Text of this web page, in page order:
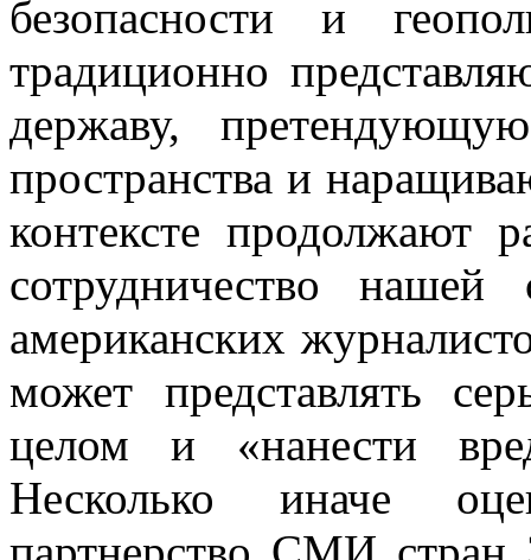
безопасности и
традиционно
державу,
пространства и
контексте продолжают
сотрудничество
американских
может представлять
целом и «нанести
Несколько иначе